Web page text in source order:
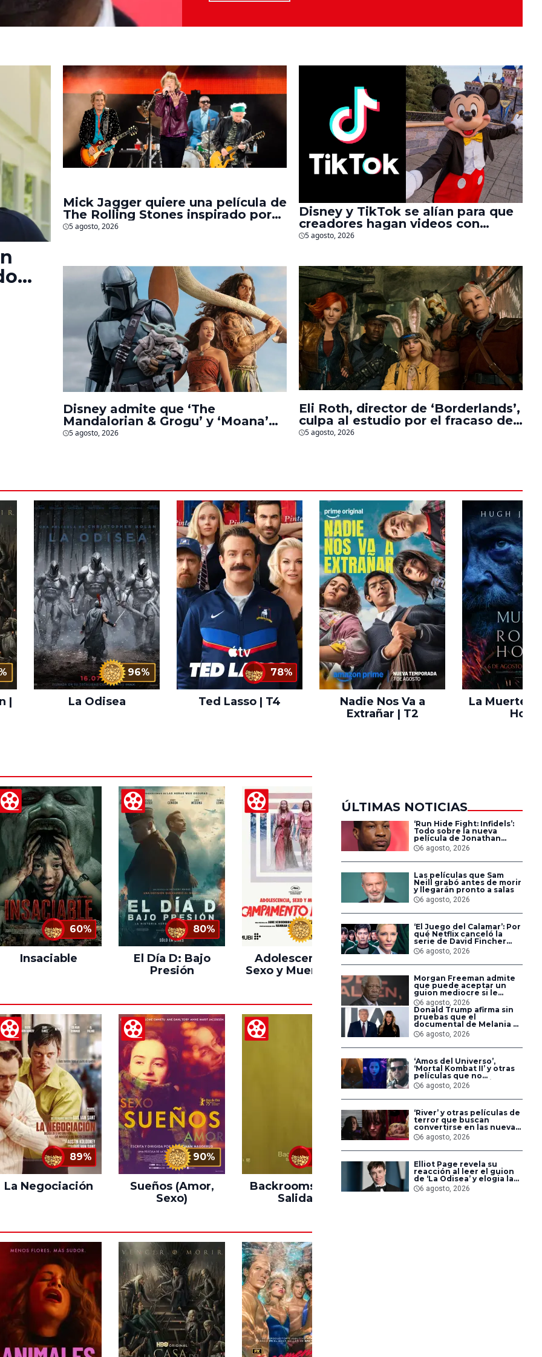
Mick Jagger quiere una película de
The Rolling Stones inspirado por
los biopics de The Beatles
5 agosto, 2026
Disney y TikTok se alían para que
creadores hagan videos con
personajes de Marvel, Pixar y ‘Star
5 agosto, 2026
Disney admite que ‘The
Mandalorian & Grogu’ y ‘Moana’
fueron decepciones en taquilla
5 agosto, 2026
Eli Roth, director de ‘Borderlands’,
culpa al estudio por el fracaso de
la película
5 agosto, 2026
|
96%
La Odisea
78%
Ted Lasso | T4
Nadie Nos Va a
Extrañar | T2
La Muerte
Hood
60%
Insaciable
80%
El Día D: Bajo
Presión
Adolescencia,
Sexo y Muerte en
90%
Pinocchio
89%
La Negociación
90%
Sueños (Amor,
Sexo)
Backrooms: Sin
Salida
Hasta el Fin del
ÚLTIMAS NOTICIAS
‘Run Hide Fight: Infidels’:
Todo sobre la nueva
película de Jonathan
Majors en la que lucha
contra islamistas
radicales
6 agosto, 2026
Las películas que Sam
Neill grabó antes de morir
y llegarán pronto a salas
6 agosto, 2026
‘El Juego del Calamar’: Por
qué Netflix canceló la
serie de David Fincher
que iba a ubicarse en
Estados Unidos
6 agosto, 2026
Morgan Freeman admite
que puede aceptar un
guion mediocre si le
pagan lo suficiente
6 agosto, 2026
Donald Trump afirma sin
pruebas que el
documental de Melania es
‘la película número uno
del año’
6 agosto, 2026
‘Amos del Universo’,
‘Mortal Kombat II’ y otras
películas que no
dominaron la taquilla
pero triunfaron en
streaming
6 agosto, 2026
‘River’ y otras películas de
terror que buscan
convertirse en las nuevas
‘Obsession’ y ‘Backrooms’
6 agosto, 2026
Elliot Page revela su
reacción al leer el guion
de ‘La Odisea’ y elogia la
forma de dirigir de
Christopher Nolan
6 agosto, 2026